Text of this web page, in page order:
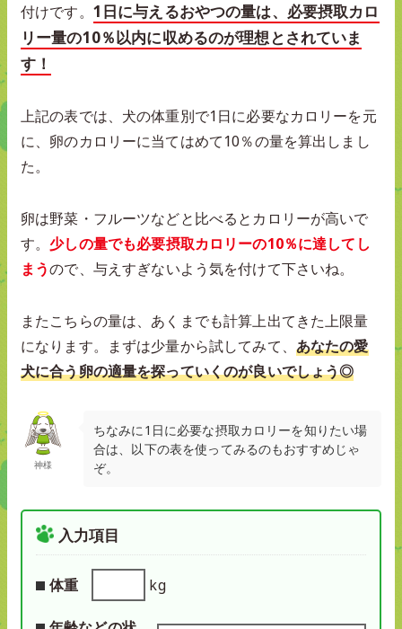
付けです。 1日に与えるおやつの量は、必要摂取カロ
リー量の10％以内に収めるのが理想とされていま
す！
上記の表では、犬の体重別で1日に必要なカロリーを元
に、卵のカロリーに当てはめて10％の量を算出しまし
た。
卵は野菜・フルーツなどと比べるとカロリーが高いで
す。少しの量でも必要摂取カロリーの10％に達してし
まうので、与えすぎないよう気を付けて下さいね。
またこちらの量は、あくまでも計算上出てきた上限量
になります。まずは少量から試してみて、 あなたの愛
犬に合う卵の適量を探っていくのが良いでしょう◎
神様
ちなみに1日に必要な摂取カロリーを知りたい場
合は、以下の表を使ってみるのもおすすめじゃ
ぞ。
入力項目
体重 kg